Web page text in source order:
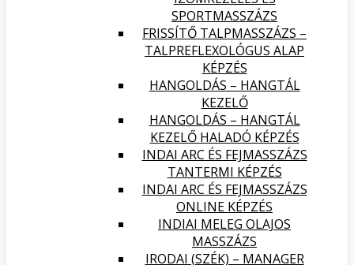
SPORTMASSZÁZS
FRISSÍTŐ TALPMASSZÁZS –
TALPREFLEXOLÓGUS ALAP
KÉPZÉS
HANGOLDÁS – HANGTÁL
KEZELŐ
HANGOLDÁS – HANGTÁL
KEZELŐ HALADÓ KÉPZÉS
INDAI ARC ÉS FEJMASSZÁZS
TANTERMI KÉPZÉS
INDAI ARC ÉS FEJMASSZÁZS
ONLINE KÉPZÉS
INDIAI MELEG OLAJOS
MASSZÁZS
IRODAI (SZÉK) – MANAGER